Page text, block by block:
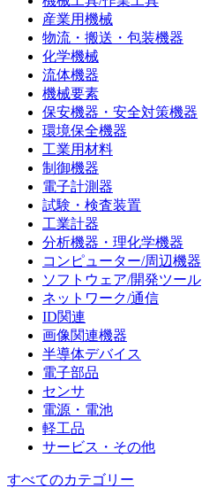
産業用機械
物流・搬送・包装機器
化学機械
流体機器
機械要素
保安機器・安全対策機器
環境保全機器
工業用材料
制御機器
電子計測器
試験・検査装置
工業計器
分析機器・理化学機器
コンピューター/周辺機器
ソフトウェア/開発ツール
ネットワーク/通信
ID関連
画像関連機器
半導体デバイス
電子部品
センサ
電源・電池
軽工品
サービス・その他
すべてのカテゴリー